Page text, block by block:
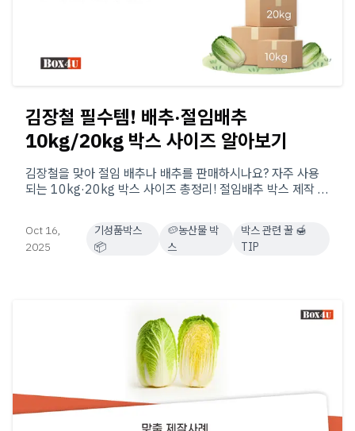
김장철 필수템! 배추·절임배추
10kg/20kg 박스 사이즈 알아보기
김장철을 맞아 절임 배추나 배추를 판매하시나요? 자주 사용
되는 10kg·20kg 박스 사이즈 총정리! 절임배추 박스 제작 전
디자인까지 다양한 맞춤 제작 옵션으로 신선하고 안전한 포장
을 시작해보세요.
Oct 16,
2025
기성품박스
📦
🥔농산물 박
스
박스 관련 꿀 🍯
TIP